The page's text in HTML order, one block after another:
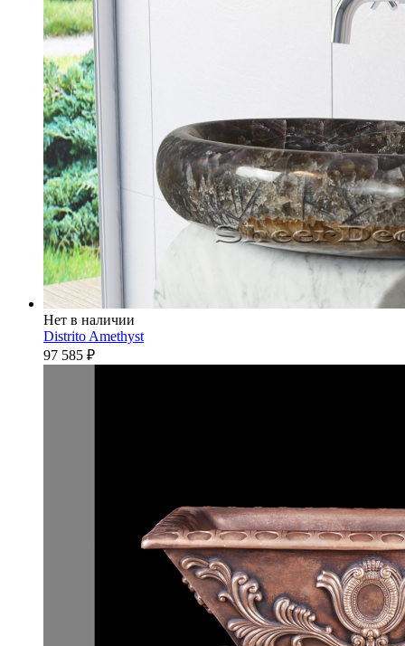
Нет в наличии
Distrito Amethyst
97 585 ₽